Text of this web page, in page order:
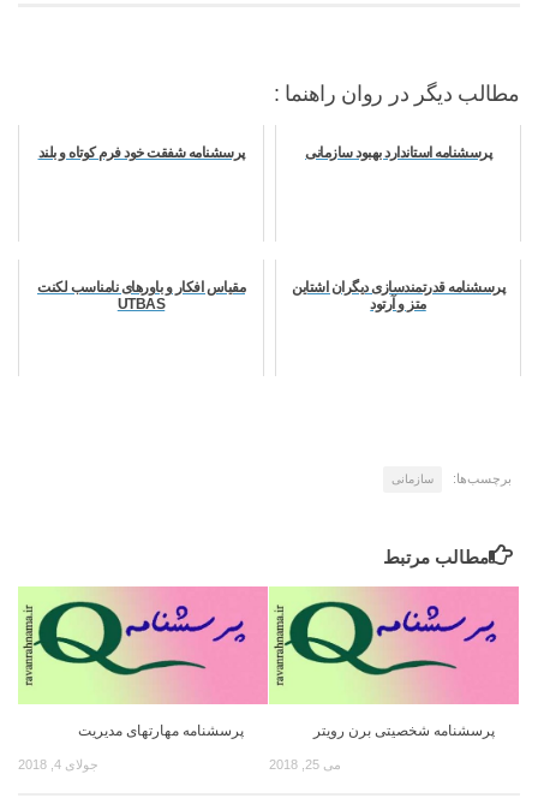
مطالب دیگر در روان راهنما :
پرسشنامه استاندارد بهبود سازمانی پرسشنامه شفقت خود فرم کوتاه و بلند
پرسشنامه قدرتمندسازی دیگران اشتاین
متز و آرتود
مقیاس افکار و باورهای نامناسب لکنت
UTBAS
برچسب‌ها: سازمانی
مطالب مرتبط
پرسشنامه مهارتهای مدیریت
جولای 4, 2018
پرسشنامه شخصيتی ‏‏‏‏‏برن رويتر
می 25, 2018